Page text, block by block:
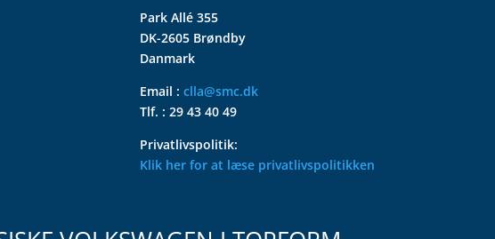
Park Allé 355
DK-2605 Brøndby
Danmark
Email :clla@smc.dk
Tlf. : 29 43 40 49
Privatlivspolitik:
Klik her for at læse privatlivspolitikken